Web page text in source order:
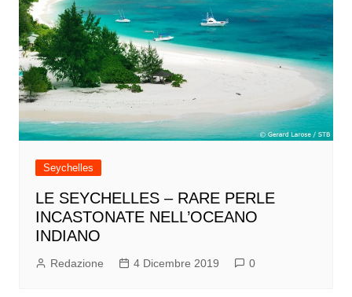
Seychelles
LE SEYCHELLES – RARE PERLE
INCASTONATE NELL’OCEANO
INDIANO
Redazione 4 Dicembre 2019 0